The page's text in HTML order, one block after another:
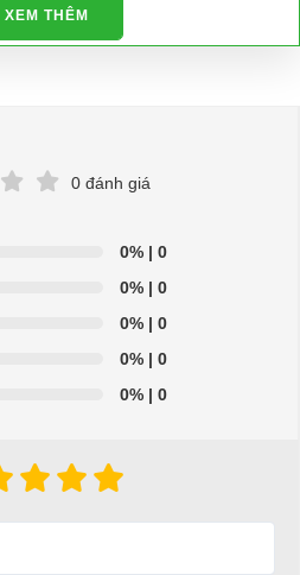
mua Xe điện sân golf chất lượng giá
được hỗ trợ, quý khách vui lòng liên
Công ty TNHH TM DV XNK
Hiệp Bình Phước, Thành phố
XEM THÊM
0 đánh giá
0% | 0
0% | 0
0% | 0
0% | 0
0% | 0